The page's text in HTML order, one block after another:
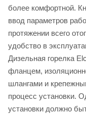
более комфортной.
ввод параметров
протяжении всего
удобство в
Дизельная горелка
фланцем,
шлангами и
процесс установки.
установки должно